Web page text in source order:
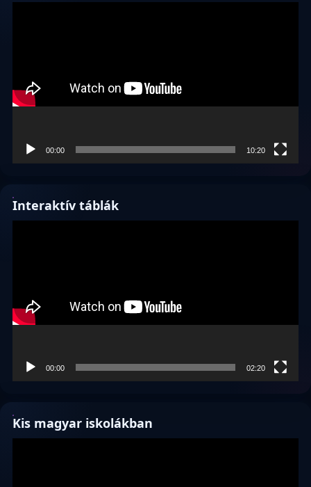
00:00 10:20
Interaktív táblák
00:00 02:20
Kis magyar iskolákban